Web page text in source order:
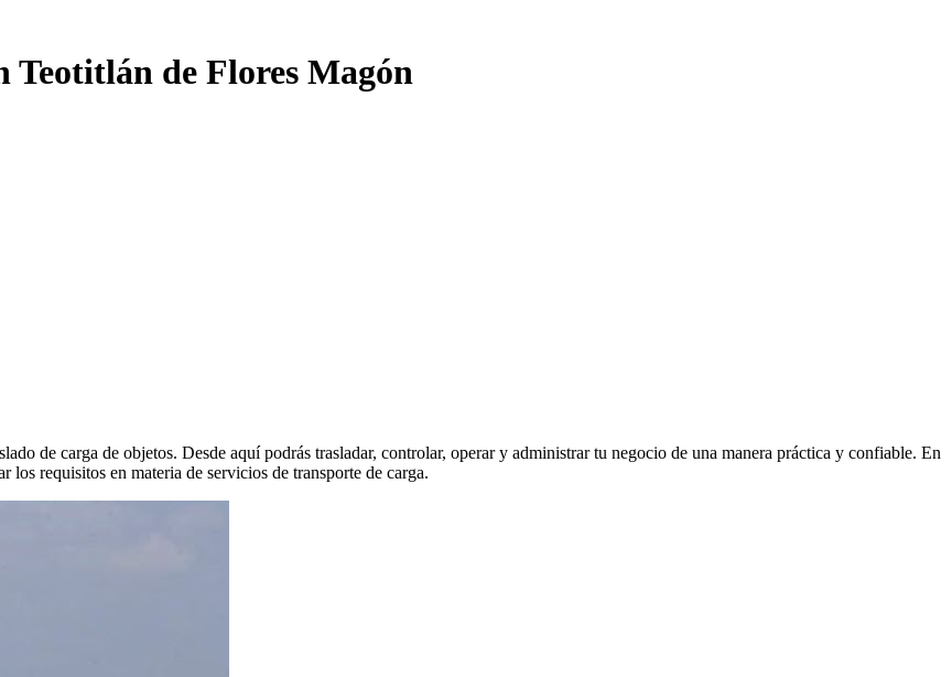
Teotitlán de Flores Magón
de carga de objetos. Desde aquí podrás trasladar, controlar, operar y administrar tu negocio de una manera práctica y confiable. En
requisitos en materia de servicios de transporte de carga.